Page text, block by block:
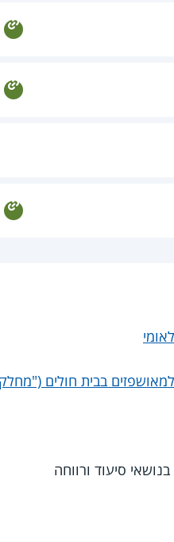
בבית חולים
סיעוד ורווחה